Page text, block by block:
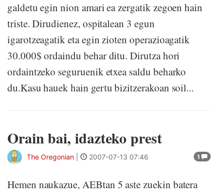
galdetu egin nion amari ea zergatik zegoen hain
triste. Dirudienez, ospitalean 3 egun
igarotzeagatik eta egin zioten operazioagatik
30.000$ ordaindu behar ditu. Dirutza hori
ordaintzeko seguruenik etxea saldu beharko
du.Kasu hauek hain gertu bizitzerakoan soil...
Orain bai, idazteko prest
1
The Oregonian 2007-07-13 07:46
Hemen naukazue, AEBtan 5 aste zuekin batera